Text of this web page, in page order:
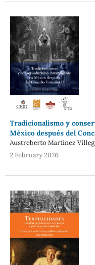
Tradicionalismo y
México después del
Austreberto Martínez
2 February 2026